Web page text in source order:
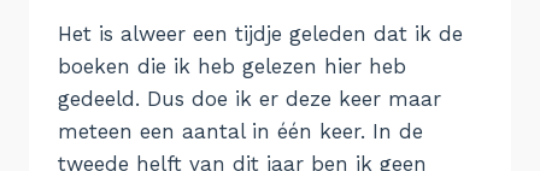
Het is alweer een tijdje geleden dat ik de
boeken die ik heb gelezen hier heb
gedeeld. Dus doe ik er deze keer maar
meteen een aantal in één keer. In de
tweede helft van dit jaar ben ik geen